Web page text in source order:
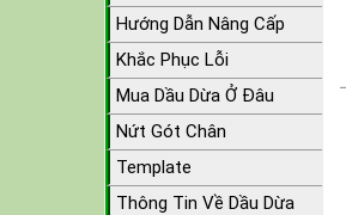
Hướng Dẫn Nâng Cấp
Khắc Phục Lỗi
Mua Dầu Dừa Ở Đâu
Nứt Gót Chân
Template
Thông Tin Về Dầu Dừa